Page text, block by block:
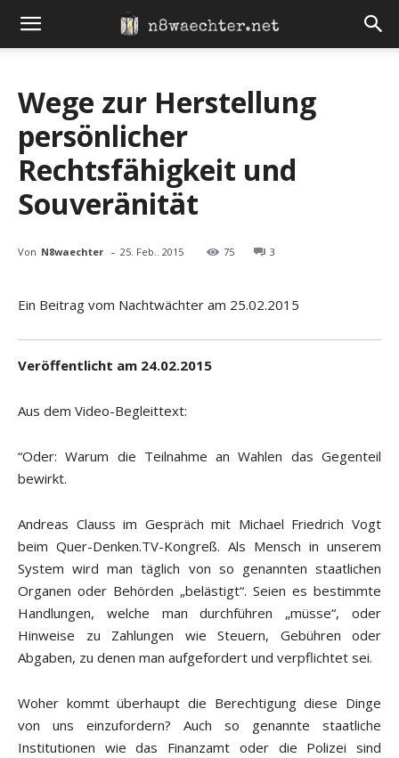
Wege zur Herstellung
persönlicher
Rechtsfähigkeit und
Souveränität
Von N8waechter - 25. Feb.. 2015 75 3
Ein Beitrag vom Nachtwächter am 25.02.2015
Veröffentlicht am 24.02.2015
Aus dem Video-Begleittext:
“Oder: Warum die Teilnahme an Wahlen das Gegenteil
bewirkt.
Andreas Clauss im Gespräch mit Michael Friedrich Vogt
beim Quer-Denken.TV-Kongreß. Als Mensch in unserem
System wird man täglich von so genannten staatlichen
Organen oder Behörden „belästigt“. Seien es bestimmte
Handlungen, welche man durchführen „müsse“, oder
Hinweise zu Zahlungen wie Steuern, Gebühren oder
Abgaben, zu denen man aufgefordert und verpflichtet sei.
Woher kommt überhaupt die Berechtigung diese Dinge
von uns einzufordern? Auch so genannte staatliche
Institutionen wie das Finanzamt oder die Polizei sind